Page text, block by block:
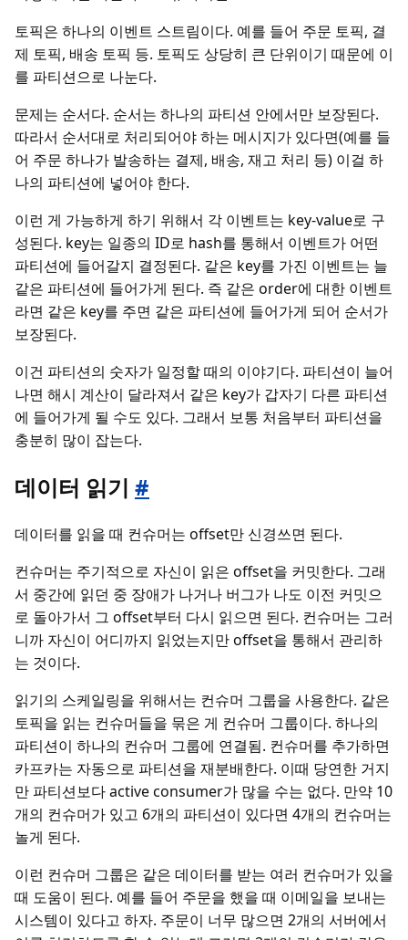
토픽은 하나의 이벤트 스트림이다. 예를 들어 주문 토픽, 결
제 토픽, 배송 토픽 등. 토픽도 상당히 큰 단위이기 때문에 이
를 파티션으로 나눈다.
문제는 순서다. 순서는 하나의 파티션 안에서만 보장된다.
따라서 순서대로 처리되어야 하는 메시지가 있다면(예를 들
어 주문 하나가 발송하는 결제, 배송, 재고 처리 등) 이걸 하
나의 파티션에 넣어야 한다.
이런 게 가능하게 하기 위해서 각 이벤트는 key-value로 구
성된다. key는 일종의 ID로 hash를 통해서 이벤트가 어떤
파티션에 들어갈지 결정된다. 같은 key를 가진 이벤트는 늘
같은 파티션에 들어가게 된다. 즉 같은 order에 대한 이벤트
라면 같은 key를 주면 같은 파티션에 들어가게 되어 순서가
보장된다.
이건 파티션의 숫자가 일정할 때의 이야기다. 파티션이 늘어
나면 해시 계산이 달라져서 같은 key가 갑자기 다른 파티션
에 들어가게 될 수도 있다. 그래서 보통 처음부터 파티션을
충분히 많이 잡는다.
데이터 읽기 #
데이터를 읽을 때 컨슈머는 offset만 신경쓰면 된다.
컨슈머는 주기적으로 자신이 읽은 offset을 커밋한다. 그래
서 중간에 읽던 중 장애가 나거나 버그가 나도 이전 커밋으
로 돌아가서 그 offset부터 다시 읽으면 된다. 컨슈머는 그러
니까 자신이 어디까지 읽었는지만 offset을 통해서 관리하
는 것이다.
읽기의 스케일링을 위해서는 컨슈머 그룹을 사용한다. 같은
토픽을 읽는 컨슈머들을 묶은 게 컨슈머 그룹이다. 하나의
파티션이 하나의 컨슈머 그룹에 연결됨. 컨슈머를 추가하면
카프카는 자동으로 파티션을 재분배한다. 이때 당연한 거지
만 파티션보다 active consumer가 많을 수는 없다. 만약 10
개의 컨슈머가 있고 6개의 파티션이 있다면 4개의 컨슈머는
놀게 된다.
이런 컨슈머 그룹은 같은 데이터를 받는 여러 컨슈머가 있을
때 도움이 된다. 예를 들어 주문을 했을 때 이메일을 보내는
시스템이 있다고 하자. 주문이 너무 많으면 2개의 서버에서